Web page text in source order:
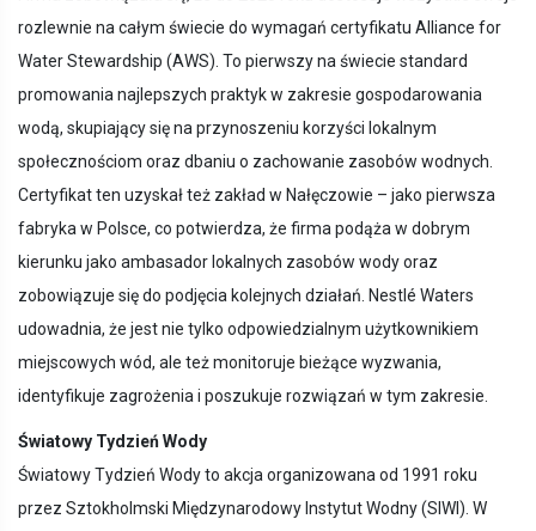
rozlewnie na całym świecie do wymagań certyfikatu Alliance for
Water Stewardship (AWS). To pierwszy na świecie standard
promowania najlepszych praktyk w zakresie gospodarowania
wodą, skupiający się na przynoszeniu korzyści lokalnym
społecznościom oraz dbaniu o zachowanie zasobów wodnych.
Certyfikat ten uzyskał też zakład w Nałęczowie – jako pierwsza
fabryka w Polsce, co potwierdza, że firma podąża w dobrym
kierunku jako ambasador lokalnych zasobów wody oraz
zobowiązuje się do podjęcia kolejnych działań. Nestlé Waters
udowadnia, że jest nie tylko odpowiedzialnym użytkownikiem
miejscowych wód, ale też monitoruje bieżące wyzwania,
identyfikuje zagrożenia i poszukuje rozwiązań w tym zakresie.
Światowy Tydzień Wody
Światowy Tydzień Wody to akcja organizowana od 1991 roku
przez Sztokholmski Międzynarodowy Instytut Wodny (SIWI). W